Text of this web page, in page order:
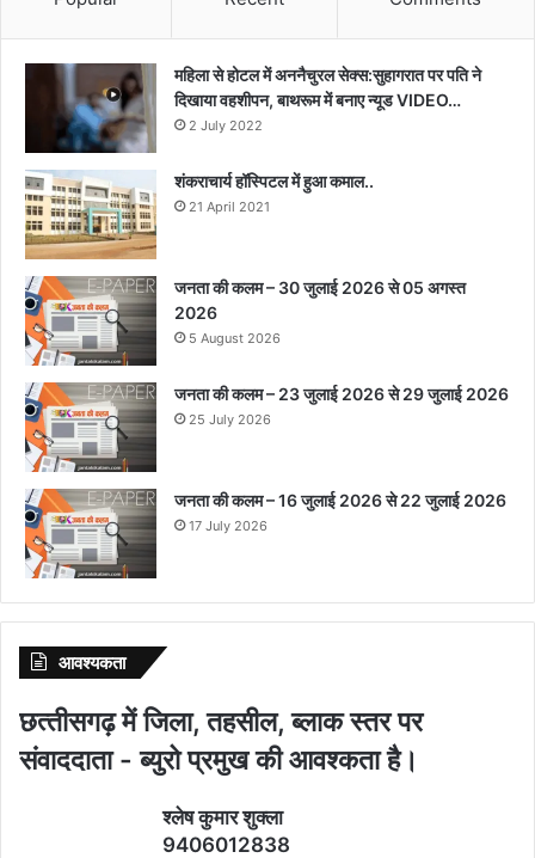
महिला से होटल में अननैचुरल सेक्स:सुहागरात पर पति ने
दिखाया वहशीपन, बाथरूम में बनाए न्यूड VIDEO…
2 July 2022
शंकराचार्य हॉस्पिटल में हुआ कमाल..
21 April 2021
जनता की कलम – 30 जुलाई 2026 से 05 अगस्त
2026
5 August 2026
जनता की कलम – 23 जुलाई 2026 से 29 जुलाई 2026
25 July 2026
जनता की कलम – 16 जुलाई 2026 से 22 जुलाई 2026
17 July 2026
आवश्‍यकता
छत्‍तीसगढ़ में जिला, तहसील, ब्‍लाक स्‍तर पर
संवाददाता - ब्‍युरो प्रमुख की आवश्‍कता है।
श्‍लेष कुमार शुक्‍ला
9406012838